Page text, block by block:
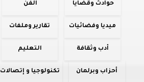
حوادث وقضايا الفن
ميديا وفضائيات تقارير وملفات
أدب وثقافة التعليم
أحزاب وبرلمان تكنولوجيا و إتصالات